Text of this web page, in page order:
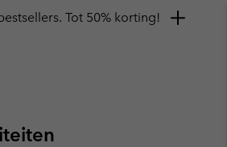
10% korting